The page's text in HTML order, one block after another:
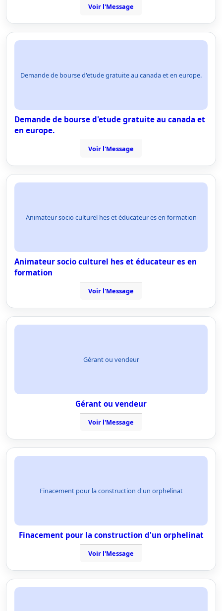
Voir l'Message
Demande de bourse d'etude gratuite au canada et en europe.
Demande de bourse d'etude gratuite au canada et
en europe.
Voir l'Message
Animateur socio culturel hes et éducateur es en formation
Animateur socio culturel hes et éducateur es en
formation
Voir l'Message
Gérant ou vendeur
Gérant ou vendeur
Voir l'Message
Finacement pour la construction d'un orphelinat
Finacement pour la construction d'un orphelinat
Voir l'Message